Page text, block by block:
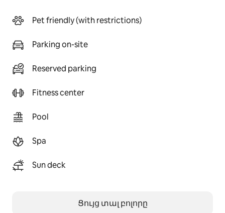
Pet friendly (with restrictions)
Parking on-site
Reserved parking
Fitness center
Pool
Spa
Sun deck
Ցույց տալ բոլորը